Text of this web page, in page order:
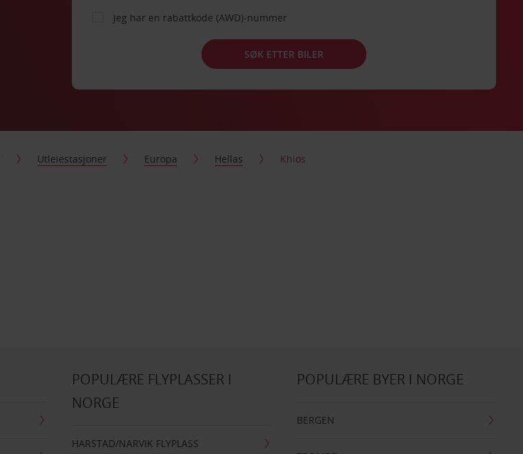
Jeg har en rabattkode (AWD)-nummer
SØK ETTER BILER
Utleiestasjoner Europa Hellas Khios
POPULÆRE FLYPLASSER I
NORGE
HARSTAD/NARVIK FLYPLASS
POPULÆRE BYER I NORGE
BERGEN